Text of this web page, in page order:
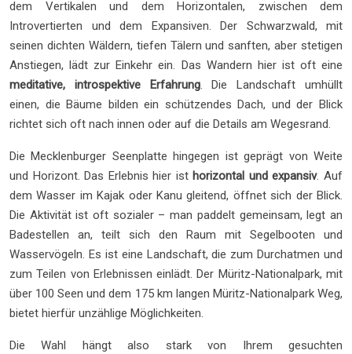
dem Vertikalen und dem Horizontalen, zwischen dem
Introvertierten und dem Expansiven. Der Schwarzwald, mit
seinen dichten Wäldern, tiefen Tälern und sanften, aber stetigen
Anstiegen, lädt zur Einkehr ein. Das Wandern hier ist oft eine
meditative, introspektive Erfahrung. Die Landschaft umhüllt
einen, die Bäume bilden ein schützendes Dach, und der Blick
richtet sich oft nach innen oder auf die Details am Wegesrand.
Die Mecklenburger Seenplatte hingegen ist geprägt von Weite
und Horizont. Das Erlebnis hier ist horizontal und expansiv. Auf
dem Wasser im Kajak oder Kanu gleitend, öffnet sich der Blick.
Die Aktivität ist oft sozialer – man paddelt gemeinsam, legt an
Badestellen an, teilt sich den Raum mit Segelbooten und
Wasservögeln. Es ist eine Landschaft, die zum Durchatmen und
zum Teilen von Erlebnissen einlädt. Der Müritz-Nationalpark, mit
über 100 Seen und dem 175 km langen Müritz-Nationalpark Weg,
bietet hierfür unzählige Möglichkeiten.
Die Wahl hängt also stark von Ihrem gesuchten